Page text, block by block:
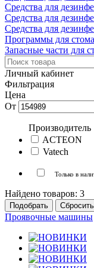
Средства для
Средства для
Средства для
Программы для
Запасные части для
Личный кабинет
Фильтрация
Цена
От
Производитель
ACTEON
Vatech
Только в
Найдено товаров: 3
Проявочные машины